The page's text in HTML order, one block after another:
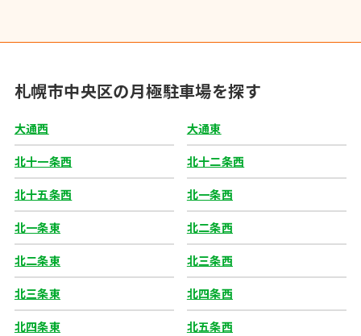
札幌市中央区の月極駐車場を探す
大通西 大通東
北十一条西 北十二条西
北十五条西 北一条西
北一条東 北二条西
北二条東 北三条西
北三条東 北四条西
北四条東 北五条西